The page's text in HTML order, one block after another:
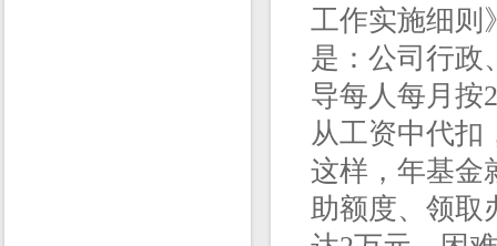
工作实施细则
是：公司行政
导每人每月按
从工资中代扣
这样，年基金
助额度、领取